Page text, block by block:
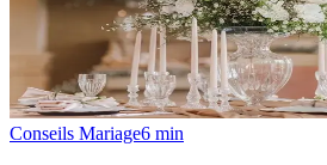
Conseils Mariage6 min